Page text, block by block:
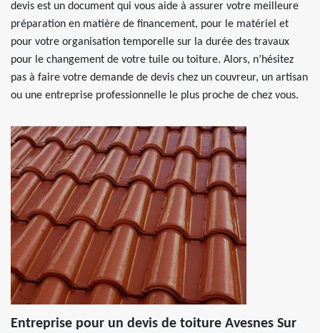
devis est un document qui vous aide à assurer votre meilleure
préparation en matière de financement, pour le matériel et
pour votre organisation temporelle sur la durée des travaux
pour le changement de votre tuile ou toiture. Alors, n’hésitez
pas à faire votre demande de devis chez un couvreur, un artisan
ou une entreprise professionnelle le plus proche de chez vous.
Entreprise pour un devis de toiture Avesnes Sur